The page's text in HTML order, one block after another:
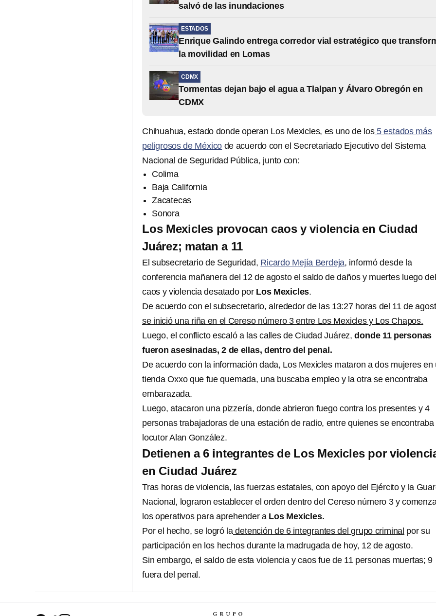
salvó de las inundaciones
ESTADOS
Enrique Galindo entrega corredor vial estratégico que
la movilidad en Lomas
CDMX
Tormentas dejan bajo el agua a Tlalpan y Álvaro Obregón en
CDMX
Chihuahua, estado donde operan Los Mexicles, es uno de los5 estados más
peligrosos de México de acuerdo con el Secretariado Ejecutivo del Sistema
Nacional de Seguridad Pública, junto con:
Colima
Baja California
Zacatecas
Sonora
Los Mexicles provocan caos y violencia en Ciudad
Juárez; matan a 11
El subsecretario de Seguridad, Ricardo Mejía Berdeja, informó desde la
conferencia mañanera del 12 de agosto el saldo de daños y muertes luego del
caos y violencia desatado por Los Mexicles.
De acuerdo con el subsecretario, alrededor de las 13:27 horas del 11 de
se inició una riña en el Cereso número 3 entre Los Mexicles y Los Chapos.
Luego, el conflicto escaló a las calles de Ciudad Juárez,donde 11 personas
fueron asesinadas, 2 de ellas, dentro del penal.
De acuerdo con la información dada, Los Mexicles mataron a dos mujeres en
tienda Oxxo que fue quemada, una buscaba empleo y la otra se encontraba
embarazada.
Luego, atacaron una pizzería, donde abrieron fuego contra los presentes y 4
personas trabajadoras de una estación de radio, entre quienes se encontraba
locutor Alan González.
Detienen a 6 integrantes de Los Mexicles por
en Ciudad Juárez
Tras horas de violencia, las fuerzas estatales, con apoyo del Ejército y la
Nacional, lograron establecer el orden dentro del Cereso número 3 y
los operativos para aprehender a Los Mexicles.
Por el hecho, se logró la detención de 6 integrantes del grupo criminal por su
participación en los hechos durante la madrugada de hoy, 12 de agosto.
Sin embargo, el saldo de esta violencia y caos fue de 11 personas muertas; 9
fuera del penal.